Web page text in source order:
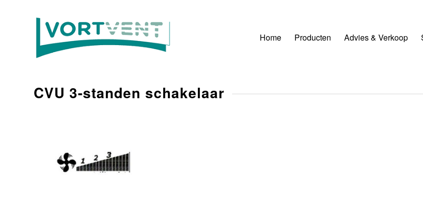
Home Producten Advies & Verkoop
CVU 3-standen schakelaar